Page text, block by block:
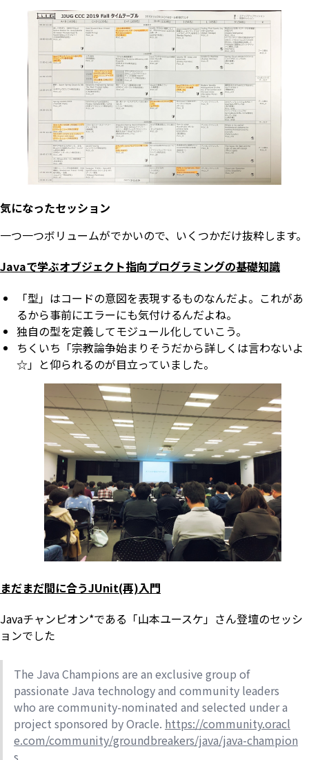
気になったセッション
一つ一つボリュームがでかいので、いくつかだけ抜粋します。
Javaで学ぶオブジェクト指向プログラミングの基礎知識
「型」はコードの意図を表現するものなんだよ。これがあ
るから事前にエラーにも気付けるんだよね。
独自の型を定義してモジュール化していこう。
ちくいち「宗教論争始まりそうだから詳しくは言わないよ
☆」と仰られるのが目立っていました。
まだまだ間に合うJUnit(再)入門
Javaチャンピオン*である「山本ユースケ」さん登壇のセッシ
ョンでした
The Java Champions are an exclusive group of
passionate Java technology and community leaders
who are community-nominated and selected under a
project sponsored by Oracle. https://community.oracl
e.com/community/groundbreakers/java/java-champion
s